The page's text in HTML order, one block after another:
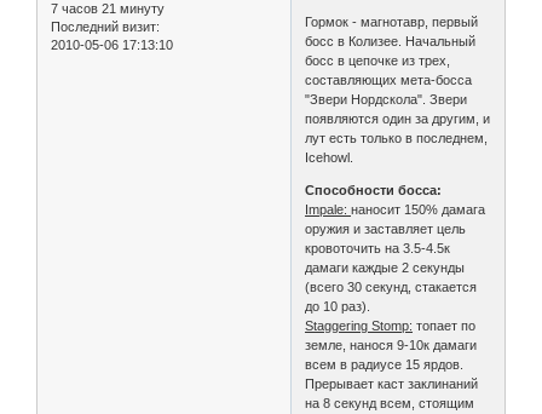
7 часов 21 минуту
Последний визит:
2010-05-06 17:13:10
Гормок - магнотавр, первый
босс в Колизее. Начальный
босс в цепочке из трех,
составляющих мета-босса
"Звери Нордскола". Звери
появляются один за другим, и
лут есть только в последнем,
Icehowl.
Способности босса:
Impale:наносит 150% дамага
оружия и заставляет цель
кровоточить на 3.5-4.5к
дамаги каждые 2 секунды
(всего 30 секунд, стакается
до 10 раз).
Staggering Stomp: топает по
земле, нанося 9-10к дамаги
всем в радиусе 15 ярдов.
Прерывает каст заклинаний
на 8 секунд всем, стоящим